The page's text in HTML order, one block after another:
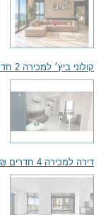
קולוני ביץ׳ למכירה 2 חדרים 1,450,000₪
דירה למכירה 4 חדרים 3,600,000₪